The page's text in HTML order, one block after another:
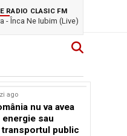
RADIO CLASIC FM
- Înca Ne Iubim (Live)
ago
nu va avea
sau
public